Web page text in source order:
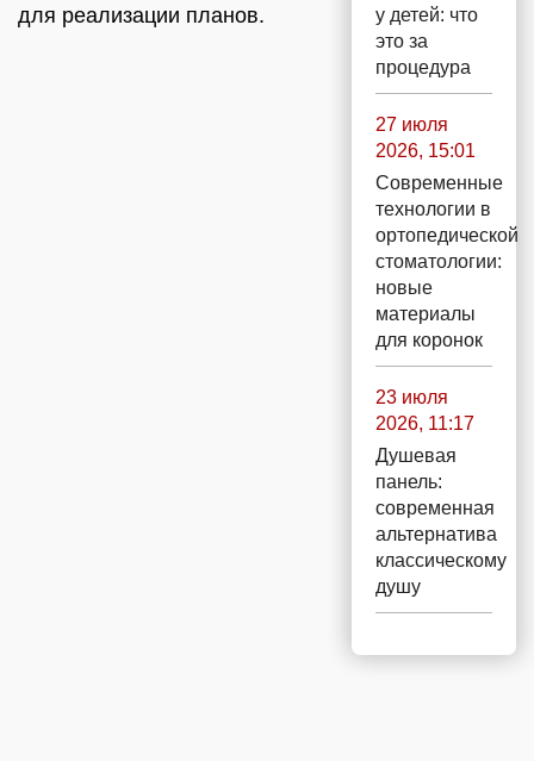
для реализации планов.
у детей: что
это за
процедура
27 июля
2026, 15:01
Современные
технологии в
ортопедической
стоматологии:
новые
материалы
для коронок
23 июля
2026, 11:17
Душевая
панель:
современная
альтернатива
классическому
душу